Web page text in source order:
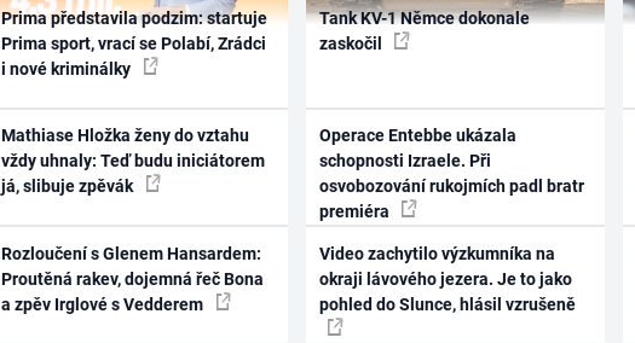
Prima představila podzim: startuje
Prima sport, vrací se Polabí, Zrádci
i nové kriminálky
Mathiase Hložka ženy do vztahu
vždy uhnaly: Teď budu iniciátorem
já, slibuje zpěvák
Rozloučení s Glenem Hansardem:
Proutěná rakev, dojemná řeč Bona
a zpěv Irglové s Vedderem
Tank KV-1 Němce dokonale
zaskočil
Operace Entebbe ukázala
schopnosti Izraele. Při
osvobozování rukojmích padl bratr
premiéra
Video zachytilo výzkumníka na
okraji lávového jezera. Je to jako
pohled do Slunce, hlásil vzrušeně